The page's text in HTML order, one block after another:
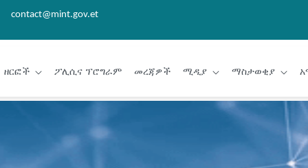
contact@mint.gov.et
ዘርፎች ፖሊሲና ፕሮግራም መረጃዎች ሚዲያ ማስታወቂያ